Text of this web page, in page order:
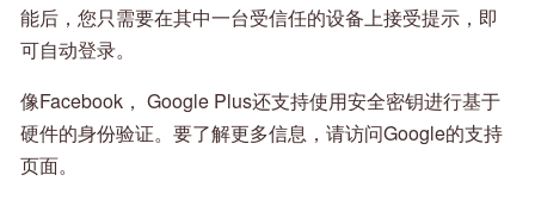
能后，您只需要在其中一台受信任的设备上接受提示，即
可自动登录。
像Facebook， Google Plus还支持使用安全密钥进行基于
硬件的身份验证。要了解更多信息，请访问Google的支持
页面。